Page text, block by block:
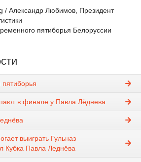
/ Александр Любимов, Президент
пятиборья Белоруссии
в финале у Павла Лёднева
выиграть Гульназ
Кубка Павла Леднёва